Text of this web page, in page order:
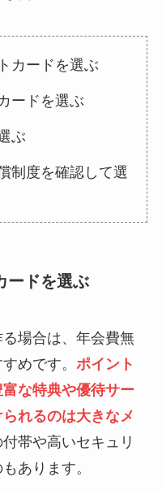
カードを選ぶ
ードを選ぶ
ぶ
制度を確認して選
ードを選ぶ
場合は、年会費無
めです。 ポイント
な特典や優待サー
れるのは大きなメ
帯や高いセキュリ
あります。